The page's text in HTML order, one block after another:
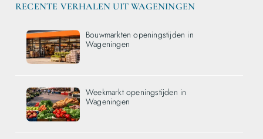
RECENTE VERHALEN UIT WAGENINGEN
Bouwmarkten openingstijden in
Wageningen
Weekmarkt openingstijden in
Wageningen